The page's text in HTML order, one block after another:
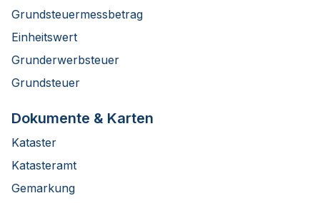
Grundsteuermessbetrag
Einheitswert
Grunderwerbsteuer
Grundsteuer
Dokumente & Karten
Kataster
Katasteramt
Gemarkung